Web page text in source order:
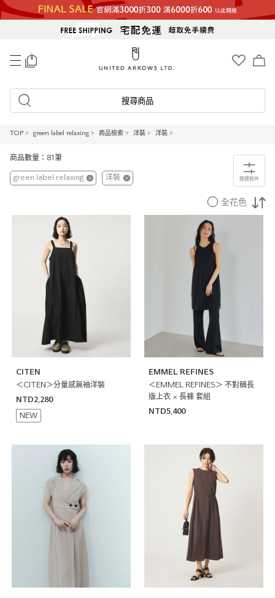
搜尋商品
TOP > green label relaxing > 商品檢索 > 洋裝 > 洋裝 >
商品數量：81筆
篩選條件
green label relaxing 洋裝
全花色
CITEN
＜CITEN＞分量感無袖洋裝
NTD2,280
NEW
EMMEL REFINES
＜EMMEL REFINES＞ 不對稱長
版上衣 × 長褲 套組
NTD5,400